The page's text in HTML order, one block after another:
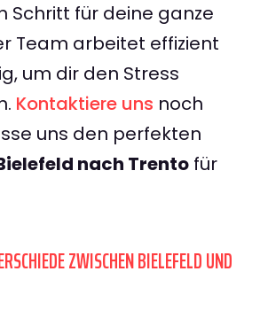
Schritt für deine ganze
Team arbeitet effizient
um dir den Stress
Kontaktiere uns noch
uns den perfekten
nach Trento für
ZWISCHEN BIELEFELD UND